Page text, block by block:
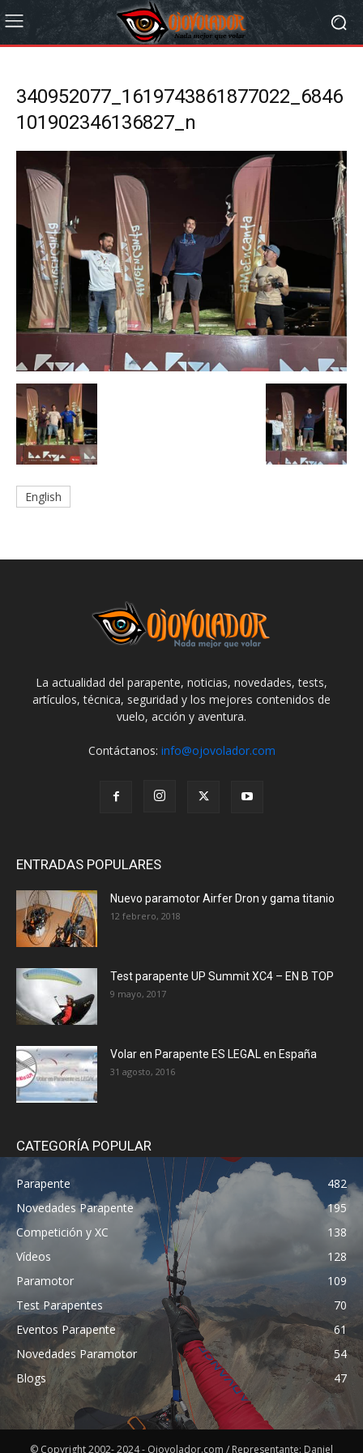
340952077_1619743861877022_6846
101902346136827_n
English
La actualidad del parapente, noticias, novedades, tests,
artículos, técnica, seguridad y los mejores contenidos de
vuelo, acción y aventura.
Contáctanos: info@ojovolador.com
ENTRADAS POPULARES
Nuevo paramotor Airfer Dron y gama titanio
12 febrero, 2018
Test parapente UP Summit XC4 – EN B TOP
9 mayo, 2017
Volar en Parapente ES LEGAL en España
31 agosto, 2016
CATEGORÍA POPULAR
Parapente
482
Novedades Parapente
195
Competición y XC
138
Vídeos
128
Paramotor
109
Test Parapentes
70
Eventos Parapente
61
Novedades Paramotor
54
Blogs
47
© Copyright 2002- 2024 - Ojovolador.com / Representante: Daniel